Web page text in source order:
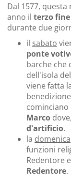
Dal 1577,
anno il terzo
durante due
il sabato
ponte
barche che
dell'isola
viene fatta
cominciano
Marco
d'artificio.
la domenica
funzioni
Redentore
Redentore.